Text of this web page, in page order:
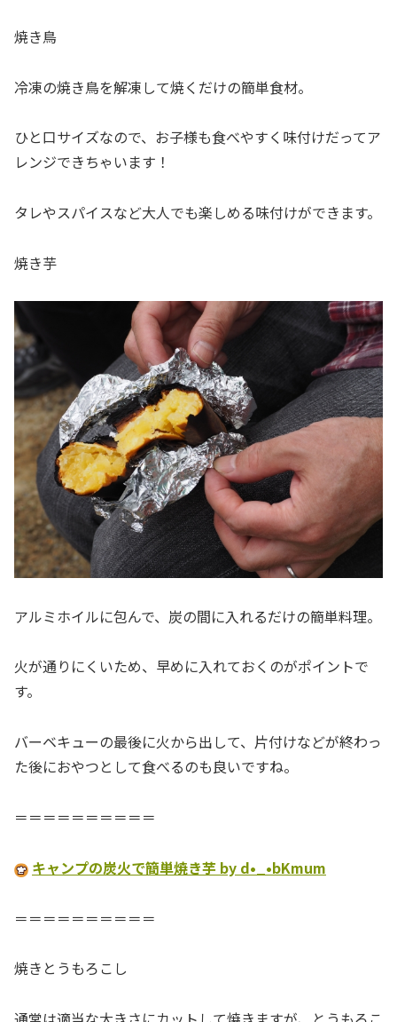
焼き鳥
冷凍の焼き鳥を解凍して焼くだけの簡単食材。
ひと口サイズなので、お子様も食べやすく味付けだってア
レンジできちゃいます！
タレやスパイスなど大人でも楽しめる味付けができます。
焼き芋
アルミホイルに包んで、炭の間に入れるだけの簡単料理。
火が通りにくいため、早めに入れておくのがポイントで
す。
バーベキューの最後に火から出して、片付けなどが終わっ
た後におやつとして食べるのも良いですね。
＝＝＝＝＝＝＝＝＝＝
キャンプの炭火で簡単焼き芋 by d•_•bKmum
＝＝＝＝＝＝＝＝＝＝
焼きとうもろこし